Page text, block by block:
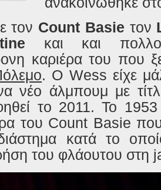
τον Count Basie τον
και και
καριέρα του που
. Ο Wess είχε
νέο άλμπουμ με
το 2011. Το
του Count Basie που
κατά το
του φλάουτου στη